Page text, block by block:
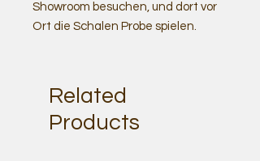
Showroom besuchen, und dort vor
Ort die Schalen Probe spielen.
Related
Products